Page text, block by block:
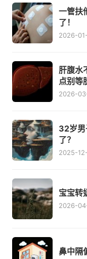
一管扶
了！
2026-
肝腹水
点别等
2026-
32岁男
了？
2025-
宝宝转
2026-
鼻中隔